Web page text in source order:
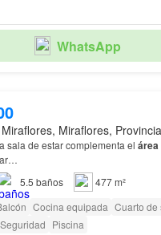
WhatsApp
Miraflores,
sala de estar complementa el área
5.5 baños
477 m²
Cocina equipada Cuarto de
Seguridad Piscina